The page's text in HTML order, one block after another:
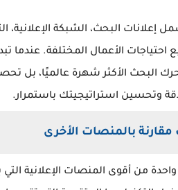
إعلانات البحث، الشبكة الإعلانية،
احتياجات الأعمال المختلفة. عندما
البحث الأكثر شهرة عالميًا، بل
وتحسين استراتيجيتك باستمرار.
بالمنصات الأخرى
من أقوى المنصات الإعلانية